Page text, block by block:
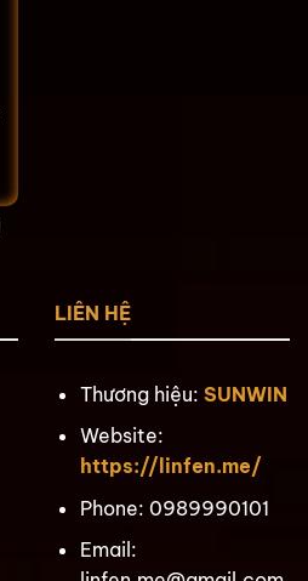
LIÊN HỆ
Thương hiệu: SUNWIN
Website:
https://linfen.me/
Phone: 0989990101
Email: